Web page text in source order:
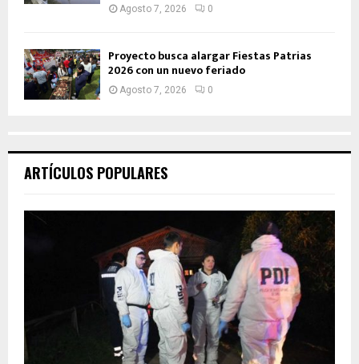
Agosto 7, 2026 0
Proyecto busca alargar Fiestas Patrias
2026 con un nuevo feriado
Agosto 7, 2026 0
ARTÍCULOS POPULARES